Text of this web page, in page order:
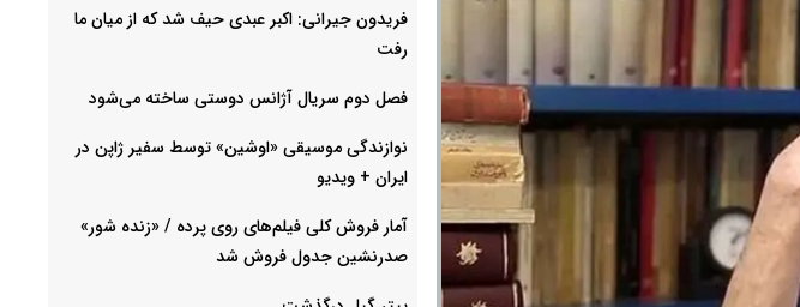
فریدون جیرانی: اکبر عبدی حیف شد که از میان ما
رفت
فصل دوم سریال آژانس دوستی ساخته می‌شود
نوازندگی موسیقی «اوشین» توسط سفیر ژاپن در
ایران + ویدیو
آمار فروش کلی فیلم‌های روی پرده / «زنده شور»
صدرنشین جدول فروش شد